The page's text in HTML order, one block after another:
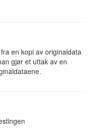
en kopi av originaldata
gjør et uttak av en